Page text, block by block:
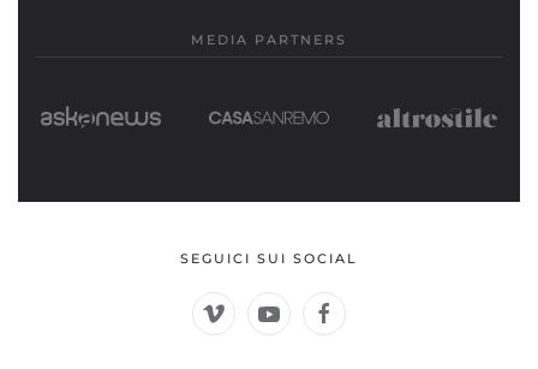
MEDIA PARTNERS
SEGUICI SUI SOCIAL